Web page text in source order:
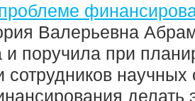
Валерьевна
поручила при
сотрудников научных
делать